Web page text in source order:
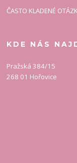
ČASTO KLADENÉ
KDE NÁS
Pražská 384/15
268 01 Hořovice